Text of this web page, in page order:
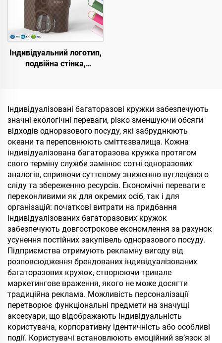
Індивідуальний логотип,
подвійна стінка,
унцій, 32 унції, 40 унцій,
дорожня кружка з
кришкою для гарячих і
холодних напоїв
Індивідуалізовані багаторазові кружки забезпечують
значні екологічні переваги, різко зменшуючи обсяги
відходів одноразового посуду, які забруднюють
океани та переповнюють сміттєзвалища. Кожна
індивідуалізована багаторазова кружка протягом
свого терміну служби замінює сотні одноразових
аналогів, сприяючи суттєвому зниженню вуглецевого
сліду та збереженню ресурсів. Економічні переваги є
переконливими як для окремих осіб, так і для
організацій: початкові витрати на придбання
індивідуалізованих багаторазових кружок
забезпечують довгострокове економлення за рахунок
усунення постійних закупівель одноразового посуду.
Підприємства отримують рекламну вигоду від
розповсюдження брендованих індивідуалізованих
багаторазових кружок, створюючи тривале
маркетингове враження, якого не може досягти
традиційна реклама. Можливість персоналізації
перетворює функціональні предмети на значущі
аксесуари, що відображають індивідуальність
користувача, корпоративну ідентичність або особливі
події. Користувачі встановлюють емоційний зв’язок зі